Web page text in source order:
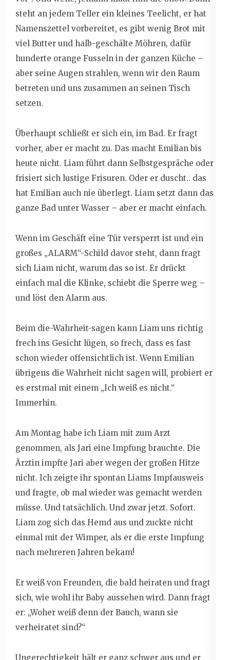
steht an jedem Teller ein kleines Teelicht, er hat
Namenszettel vorbereitet, es gibt wenig Brot mit
viel Butter und halb-geschälte Möhren, dafür
hunderte orange Fusseln in der ganzen Küche –
aber seine Augen strahlen, wenn wir den Raum
betreten und uns zusammen an seinen Tisch
setzen.
Überhaupt schließt er sich ein, im Bad. Er fragt
vorher, aber er macht zu. Das macht Emilian bis
heute nicht. Liam führt dann Selbstgespräche oder
frisiert sich lustige Frisuren. Oder er duscht.. das
hat Emilian auch nie überlegt. Liam setzt dann das
ganze Bad unter Wasser – aber er macht einfach.
Wenn im Geschäft eine Tür versperrt ist und ein
großes „ALARM“-Schild davor steht, dann fragt
sich Liam nicht, warum das so ist. Er drückt
einfach mal die Klinke, schiebt die Sperre weg –
und löst den Alarm aus.
Beim die-Wahrheit-sagen kann Liam uns richtig
frech ins Gesicht lügen, so frech, dass es fast
schon wieder offensichtlich ist. Wenn Emilian
übrigens die Wahrheit nicht sagen will, probiert er
es erstmal mit einem „Ich weiß es nicht.“
Immerhin.
Am Montag habe ich Liam mit zum Arzt
genommen, als Jari eine Impfung brauchte. Die
Ärztin impfte Jari aber wegen der großen Hitze
nicht. Ich zeigte ihr spontan Liams Impfausweis
und fragte, ob mal wieder was gemacht werden
müsse. Und tatsächlich. Und zwar jetzt. Sofort.
Liam zog sich das Hemd aus und zuckte nicht
einmal mit der Wimper, als er die erste Impfung
nach mehreren Jahren bekam!
Er weiß von Freunden, die bald heiraten und fragt
sich, wie wohl ihr Baby aussehen wird. Dann fragt
er: „Woher weiß denn der Bauch, wann sie
verheiratet sind?“
Ungerechtigkeit hält er ganz schwer aus und er